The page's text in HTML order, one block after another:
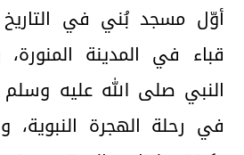
أوّل مسجد بُني في
قباء في المدينة
النبي صلى الله عليه
في رحلة الهجرة